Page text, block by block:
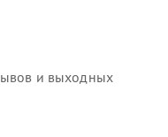
и выходных